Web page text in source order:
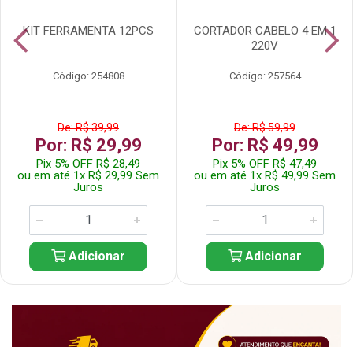
KIT FERRAMENTA 12PCS
Código: 254808
De: R$ 39,99
Por: R$ 29,99
Pix 5% OFF R$ 28,49
ou em até 1x R$ 29,99 Sem
Juros
Adicionar
CORTADOR CABELO 4 EM 1
220V
Código: 257564
De: R$ 59,99
Por: R$ 49,99
Pix 5% OFF R$ 47,49
ou em até 1x R$ 49,99 Sem
Juros
Adicionar